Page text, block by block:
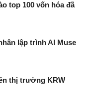
top 100 vốn hóa đã
lập trình AI Muse
thị trường KRW